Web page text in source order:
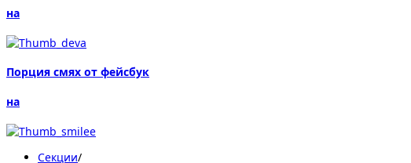
на
Порция смях от фейсбук
на
Секции/